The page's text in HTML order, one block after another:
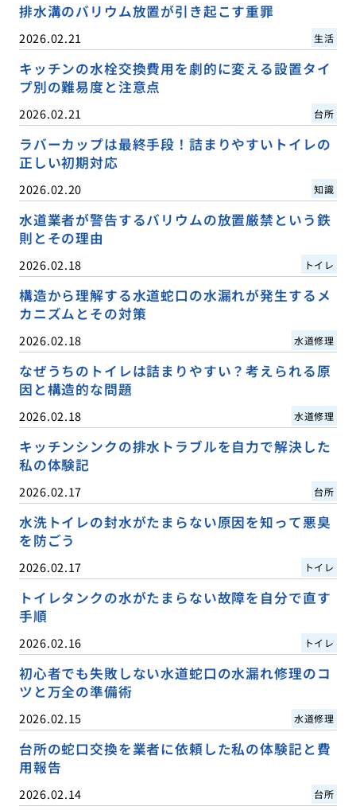
排水溝のバリウム放置が引き起こす重罪
2026.02.21 生活
キッチンの水栓交換費用を劇的に変える設置タイ
プ別の難易度と注意点
2026.02.21 台所
ラバーカップは最終手段！詰まりやすいトイレの
正しい初期対応
2026.02.20 知識
水道業者が警告するバリウムの放置厳禁という鉄
則とその理由
2026.02.18 トイレ
構造から理解する水道蛇口の水漏れが発生するメ
カニズムとその対策
2026.02.18 水道修理
なぜうちのトイレは詰まりやすい？考えられる原
因と構造的な問題
2026.02.18 水道修理
キッチンシンクの排水トラブルを自力で解決した
私の体験記
2026.02.17 台所
水洗トイレの封水がたまらない原因を知って悪臭
を防ごう
2026.02.17 トイレ
トイレタンクの水がたまらない故障を自分で直す
手順
2026.02.16 トイレ
初心者でも失敗しない水道蛇口の水漏れ修理のコ
ツと万全の準備術
2026.02.15 水道修理
台所の蛇口交換を業者に依頼した私の体験記と費
用報告
2026.02.14 台所